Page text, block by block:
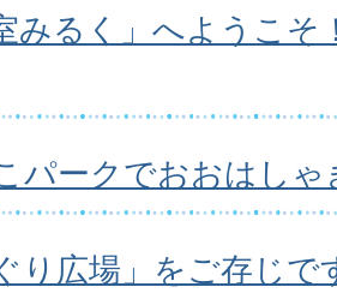
みるく」へようこ
パークでおおはしゃ
り広場」をご存じで